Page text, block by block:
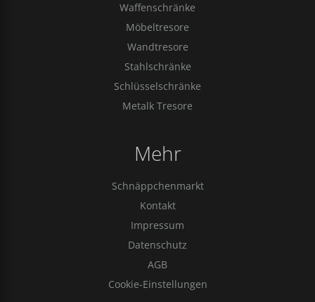
Waffenschränke
Möbeltresore
Wandtresore
Stahlschränke
Schlüsselschränke
Metalk Tresore
Mehr
Schnäppchenmarkt
Kontakt
Impressum
Datenschutz
AGB
Cookie-Einstellungen